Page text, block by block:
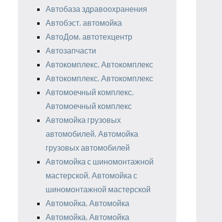
Автобаза здравоохранения
Автобэст, автомойка
АвтоДом, автотехцентр
Автозапчасти
Автокомплекс, Автокомплекс
Автокомплекс, Автокомплекс
Автомоечный комплекс,
Автомоечный комплекс
Автомойка грузовых
автомобилей, Автомойка
грузовых автомобилей
Автомойка с шиномонтажной
мастерской, Автомойка с
шиномонтажной мастерской
Автомойка, Автомойка
Автомойка, Автомойка